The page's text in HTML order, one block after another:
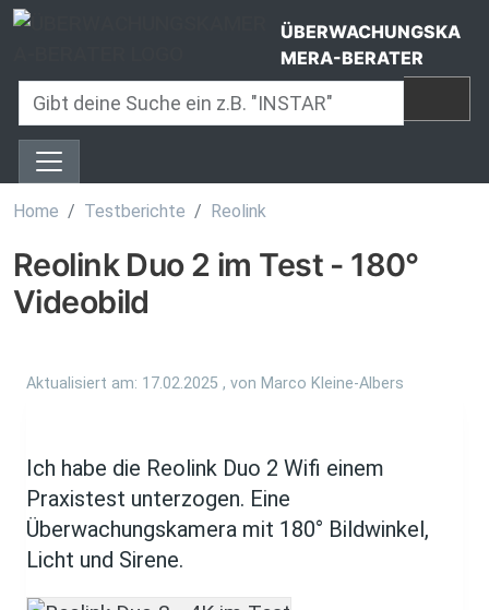
Direkt zum Inhalt
ÜBERWACHUNGSKA
MERA-BERATER
Home Testberichte Reolink
Reolink Duo 2 im Test - 180°
Videobild
Aktualisiert am: 17.02.2025 , von Marco Kleine-Albers
Ich habe die Reolink Duo 2 Wifi einem
Praxistest unterzogen. Eine
Überwachungskamera mit 180° Bildwinkel,
Licht und Sirene.